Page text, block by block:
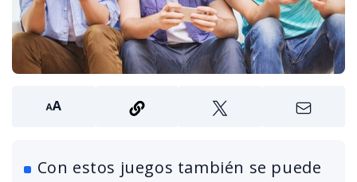
Con estos juegos también se puede